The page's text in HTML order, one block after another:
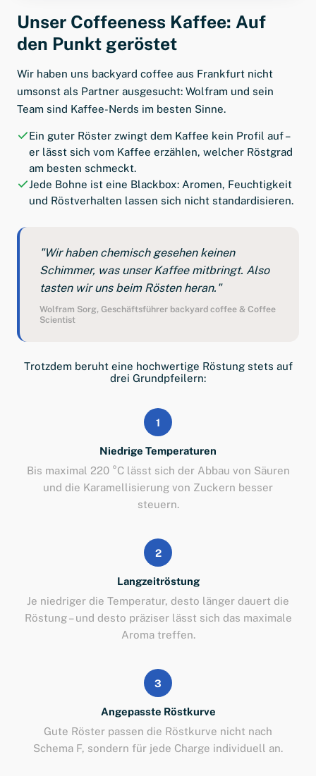
Unser Coffeeness Kaffee: Auf
den Punkt geröstet
Wir haben uns backyard coffee aus Frankfurt nicht
umsonst als Partner ausgesucht: Wolfram und sein
Team sind Kaffee-Nerds im besten Sinne.
Ein guter Röster zwingt dem Kaffee kein Profil auf –
er lässt sich vom Kaffee erzählen, welcher Röstgrad
am besten schmeckt.
Jede Bohne ist eine Blackbox: Aromen, Feuchtigkeit
und Röstverhalten lassen sich nicht standardisieren.
"Wir haben chemisch gesehen keinen
Schimmer, was unser Kaffee mitbringt. Also
tasten wir uns beim Rösten heran."
Wolfram Sorg, Geschäftsführer backyard coffee & Coffee
Scientist
Trotzdem beruht eine hochwertige Röstung stets auf
drei Grundpfeilern:
1
Niedrige Temperaturen
Bis maximal 220 °C lässt sich der Abbau von Säuren
und die Karamellisierung von Zuckern besser
steuern.
2
Langzeitröstung
Je niedriger die Temperatur, desto länger dauert die
Röstung – und desto präziser lässt sich das maximale
Aroma treffen.
3
Angepasste Röstkurve
Gute Röster passen die Röstkurve nicht nach
Schema F, sondern für jede Charge individuell an.